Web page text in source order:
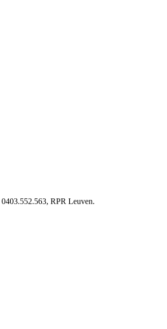
RPR Leuven.